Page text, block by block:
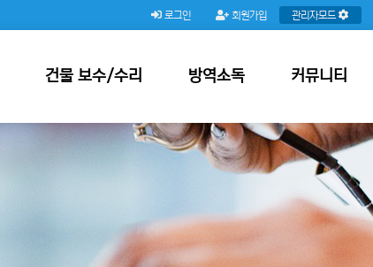
관리자모드
회원가입
로그인
건물 보수/수리 방역소독 커뮤니티